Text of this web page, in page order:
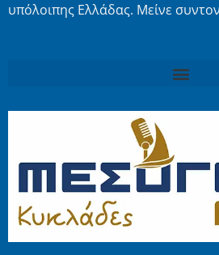
υπόλοιπης Ελλάδας. Μείνε